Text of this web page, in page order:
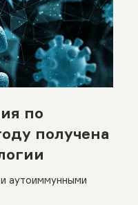
по
получена
аутоиммунными